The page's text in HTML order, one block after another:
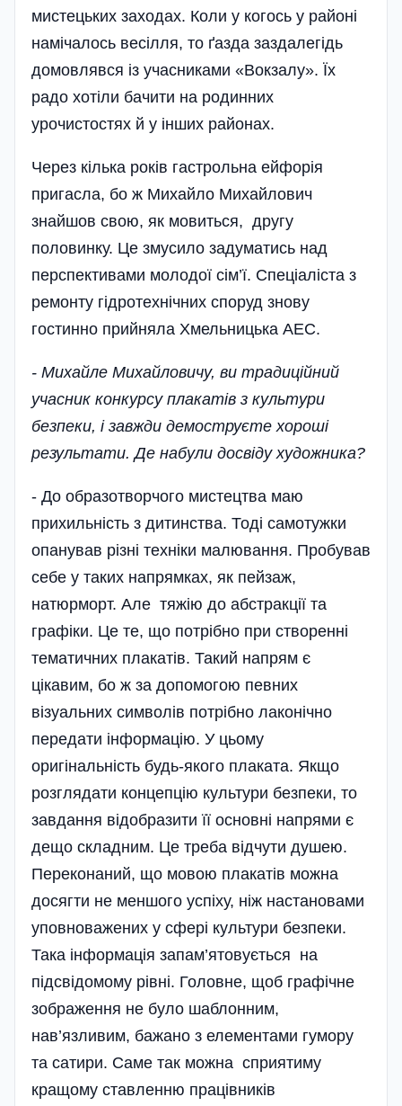
мистецьких заходах. Коли у когось у районі
наміча­лось весілля, то ґазда заздалегідь
домовлявся із учасниками «Вокзалу». Їх
радо хотіли бачити на родинних
урочистостях й у інших райо­нах.
Через кілька років гастрольна ейфорія
пригасла, бо ж Михайло Михайлович
знайшов свою, як мовиться, другу
половинку. Це змусило задуматись над
перспективами молодої сім’ї. Спеці­аліста з
ремонту гідротехнічних споруд знову
гостинно прийняла Хмельницька АЕС.
- Михайле Михайловичу, ви традиційний
учасник конкурсу плакатів з культури
безпеки, і завжди демоструєте хороші
результати. Де набули досвіду художника?
- До образотворчого мистецтва маю
прихильність з дитинства. Тоді самотужки
опанував різні техніки малювання. Пробував
себе у таких напрямках, як пейзаж,
натюрморт. Але тяжію до абстракції та
графіки. Це те, що потрібно при створенні
тематичних плакатів. Такий напрям є
цікавим, бо ж за допомогою певних
візуальних символів потрібно лаконічно
передати інформацію. У цьому
оригінальність будь-якого плаката. Якщо
розглядати концепцію культури безпеки, то
завдання відобразити її основні напрями є
дещо складним. Це треба відчути душею.
Переконаний, що мовою плакатів можна
досягти не меншого успіху, ніж настановами
уповноважених у сфері культури безпеки.
Така інформація запам’ятовується на
підсвідомому рівні. Головне, щоб графічне
зображення не було шаблонним,
нав’язливим, бажано з елементами гумору
та сатири. Саме так можна сприятиму
кращому ставленню працівників